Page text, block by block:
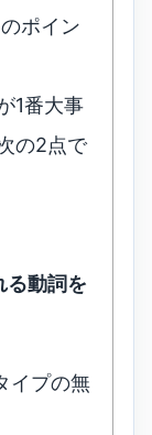
ポイン
1番大事
の2点で
動詞を
イプの無